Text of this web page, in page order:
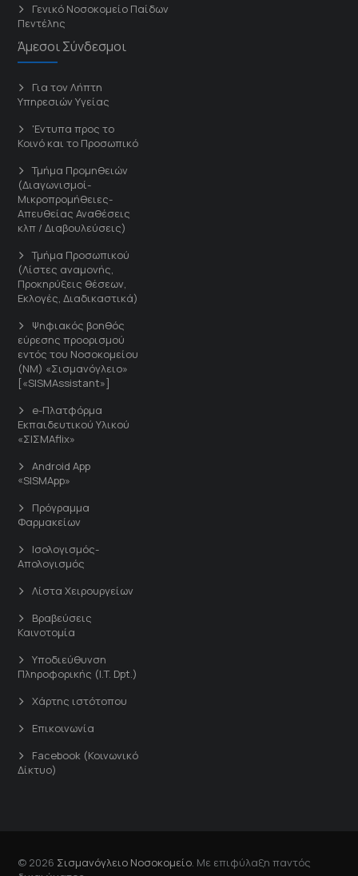
Γενικό Νοσοκομείο Παίδων
Πεντέλης
Άμεσοι Σύνδεσμοι
Για τον Λήπτη
Υπηρεσιών Υγείας
'Εντυπα προς το
Κοινό και το Προσωπικό
Τμήμα Προμηθειών
(Διαγωνισμοί-
Μικροπρομήθειες-
Απευθείας Αναθέσεις
κλπ / Διαβουλεύσεις)
Τμήμα Προσωπικού
(Λίστες αναμονής,
Προκηρύξεις θέσεων,
Εκλογές, Διαδικαστικά)
Ψηφιακός βοηθός
εύρεσης προορισμού
εντός του Νοσοκομείου
(ΝΜ) «Σισμανόγλειο»
[«SISMAssistant»]
e-Πλατφόρμα
Εκπαιδευτικού Υλικού
«ΣΙΣΜΑflix»
Android App
«SISMApp»
Πρόγραμμα
Φαρμακείων
Ισολογισμός-
Απολογισμός
Λίστα Χειρουργείων
Βραβεύσεις
Καινοτομία
Υποδιεύθυνση
Πληροφορικής (I.T. Dpt.)
Χάρτης ιστότοπου
Επικοινωνία
Facebook (Κοινωνικό
Δίκτυο)
© 2026 Σισμανόγλειο Νοσοκομείο . Με επιφύλαξη παντός